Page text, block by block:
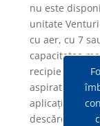
nu este
unitate
cu aer, cu 7
capacitatea
recipientului
aspiratorului
aplicații cu
descărcare